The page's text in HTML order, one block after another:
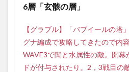
6層「玄骸の層」
【グラブル】「バブイールの塔
グナ編成で攻略してきたので内
WAVE3で闇と水属性の敵。開幕
ドが付与されたり。2，3戦目の